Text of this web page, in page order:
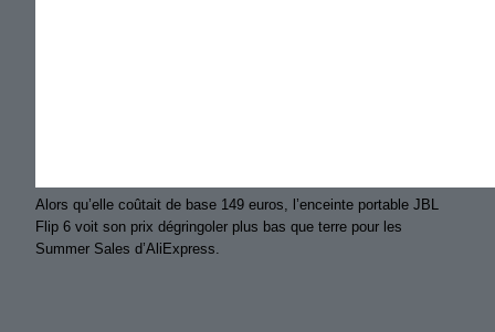
Alors qu’elle coûtait de base 149 euros, l’enceinte portable JBL
Flip 6 voit son prix dégringoler plus bas que terre pour les
Summer Sales d’AliExpress.